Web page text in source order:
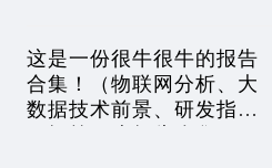
这是一份很牛很牛的报告
合集！（物联网分析、大
数据技术前景、研发指数